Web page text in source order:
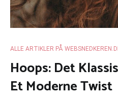
ALLE ARTIKLER PÅ
Hoops: Det
Et Moderne Twist